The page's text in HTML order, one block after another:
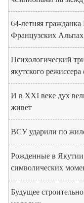
64-летняя
Французских Альпах
Психологический
якутского
И в XXI веке дух
живет
ВСУ ударили по
Рожденные в
символических
Будущее